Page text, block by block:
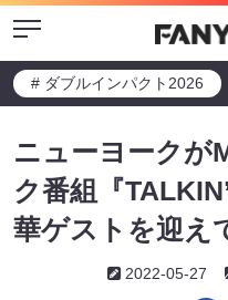
Menu
# ダブルインパクト2026
ニューヨークが
ク番組『
華ゲストを迎え
2022-05-27